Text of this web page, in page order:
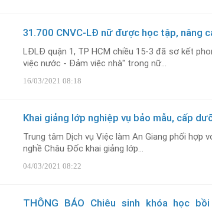
31.700 CNVC-LĐ nữ được học tập, nâng
LĐLĐ quận 1, TP HCM chiều 15-3 đã sơ kết
việc nước - Đảm việc nhà" trong nữ...
16/03/2021 08:18
Khai giảng lớp nghiệp vụ bảo mẫu, cấp
Trung tâm Dịch vụ Việc làm An Giang phối hợp
nghề Châu Đốc khai giảng lớp...
04/03/2021 08:22
THÔNG BÁO Chiêu sinh khóa học